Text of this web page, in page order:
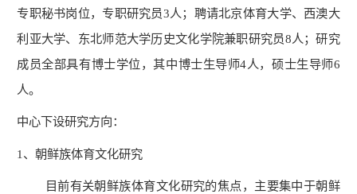
专职秘书岗位，专职研究员3人；聘请北京体育大学、西澳大
利亚大学、东北师范大学历史文化学院兼职研究员8人；研究
成员全部具有博士学位，其中博士生导师4人，硕士生导师6
人。
中心下设研究方向：
1 、朝鲜族体育文化研究
目前有关朝鲜族体育文化研究的焦点，主要集中于朝鲜